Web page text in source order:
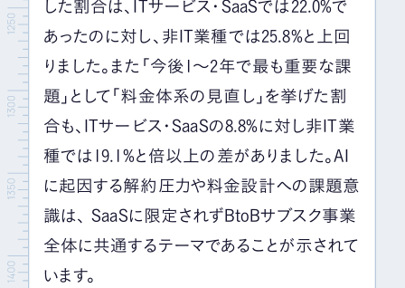
した割合は、ITサービス・SaaSでは22.0%で
あったのに対し、非IT業種では25.8%と上回
りました。また「今後1〜2年で最も重要な課
題」として「料金体系の見直し」を挙げた割
合も、ITサービス・SaaSの8.8%に対し非IT業
種では19.1%と倍以上の差がありました。AI
に起因する解約圧力や料金設計への課題意
識は、 SaaSに限定されずBtoBサブスク事業
全体に共通するテーマであることが示されて
います。